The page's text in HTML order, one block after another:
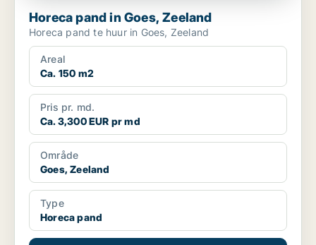
Horeca pand in Goes, Zeeland
Horeca pand te huur in Goes, Zeeland
Areal
Ca. 150 m2
Pris pr. md.
Ca. 3,300 EUR pr md
Område
Goes, Zeeland
Type
Horeca pand